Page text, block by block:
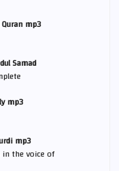
mp3
Samad
mp3
mp3
in the voice of